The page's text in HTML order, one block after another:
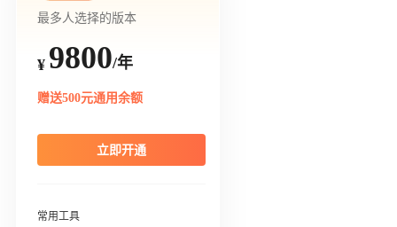
最多人选择的版本
¥ 9800/年
赠送500元通用余额
立即开通
常用工具